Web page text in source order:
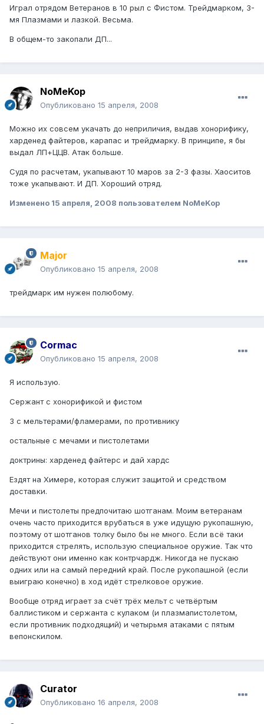
Играл отрядом Ветеранов в 10 рыл с Фистом. Трейдмарком, 3-
мя Плазмами и лазкой. Весьма.
В общем-то закопали ДП...
NoMeKop
Опубликовано 15 апреля, 2008
Можно их совсем укачать до неприличия, выдав хонорифику,
харденед файтеров, карапас и трейдмарку. В принципе, я бы
выдал ЛП+ЦЦВ. Атак больше.
Судя по расчетам, укапывают 10 маров за 2-3 фазы. Хаоситов
тоже укапывают. И ДП. Хороший отряд.
Изменено 15 апреля, 2008 пользователем NoMeKop
Major
Опубликовано 15 апреля, 2008
трейдмарк им нужен полюбому.
Cormac
Опубликовано 15 апреля, 2008
Я использую.
Сержант с хонорификой и фистом
3 с мельтерами/фламерами, по противнику
остальные с мечами и пистолетами
доктрины: харденед файтерс и дай хардс
Ездят на Химере, которая служит защитой и средством
доставки.
Мечи и пистолеты предпочитаю шотганам. Моим ветеранам
очень часто приходится врубаться в уже идущую рукопашную,
поэтому от шотганов толку было бы не много. Если всё таки
приходится стрелять, использую специальное оружие. Так что
действуют они именно как контрчардж. Никогда не пускаю
одних или на самый передний край. После рукопашной (если
выиграю конечно) в ход идёт стрелковое оружие.
Вообще отряд играет за счёт трёх мельт с четвёртым
баллистиком и сержанта с кулаком (и плазмапистолетом,
если противник подходящий) и четырьмя атаками с пятым
вепонскилом.
Curator
Опубликовано 16 апреля, 2008